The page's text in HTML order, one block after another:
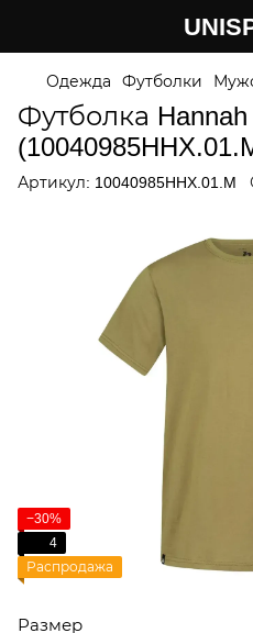
Одежда Футболки
Футболка Hannah
Артикул: 10040985HHX.01.M
−30%
4
Распродажа
Размер